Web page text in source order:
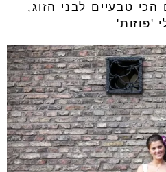
טבעיים לבני הזוג,
'פוזות'